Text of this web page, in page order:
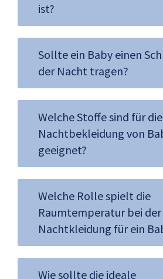
ist?
Sollte ein Baby einen
der Nacht tragen?
Welche Stoffe sind für die
Nachtbekleidung von
geeignet?
Welche Rolle spielt die
Raumtemperatur bei
Nachtkleidung für ein
Wie sollte die ideale